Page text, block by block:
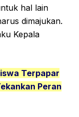
hal lain
dimajukan.
Kepala
Terpapar
Peran